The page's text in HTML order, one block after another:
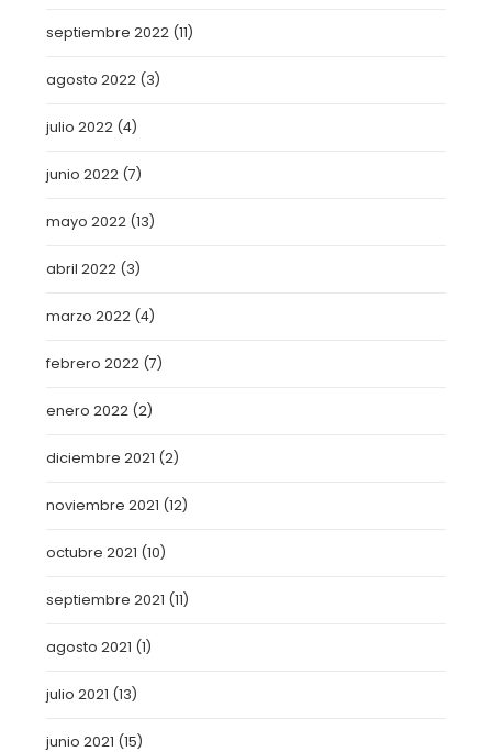
septiembre 2022 (11)
agosto 2022 (3)
julio 2022 (4)
junio 2022 (7)
mayo 2022 (13)
abril 2022 (3)
marzo 2022 (4)
febrero 2022 (7)
enero 2022 (2)
diciembre 2021 (2)
noviembre 2021 (12)
octubre 2021 (10)
septiembre 2021 (11)
agosto 2021 (1)
julio 2021 (13)
junio 2021 (15)